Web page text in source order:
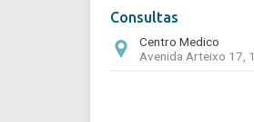
Consultas
Centro Medico
Avenida Arteixo 17, 1.